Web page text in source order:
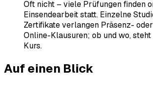
Oft nicht – viele Prüfungen finden
Einsendearbeit statt. Einzelne
Zertifikate verlangen Präsenz-
Online-Klausuren; ob und wo,
Kurs.
Auf einen Blick